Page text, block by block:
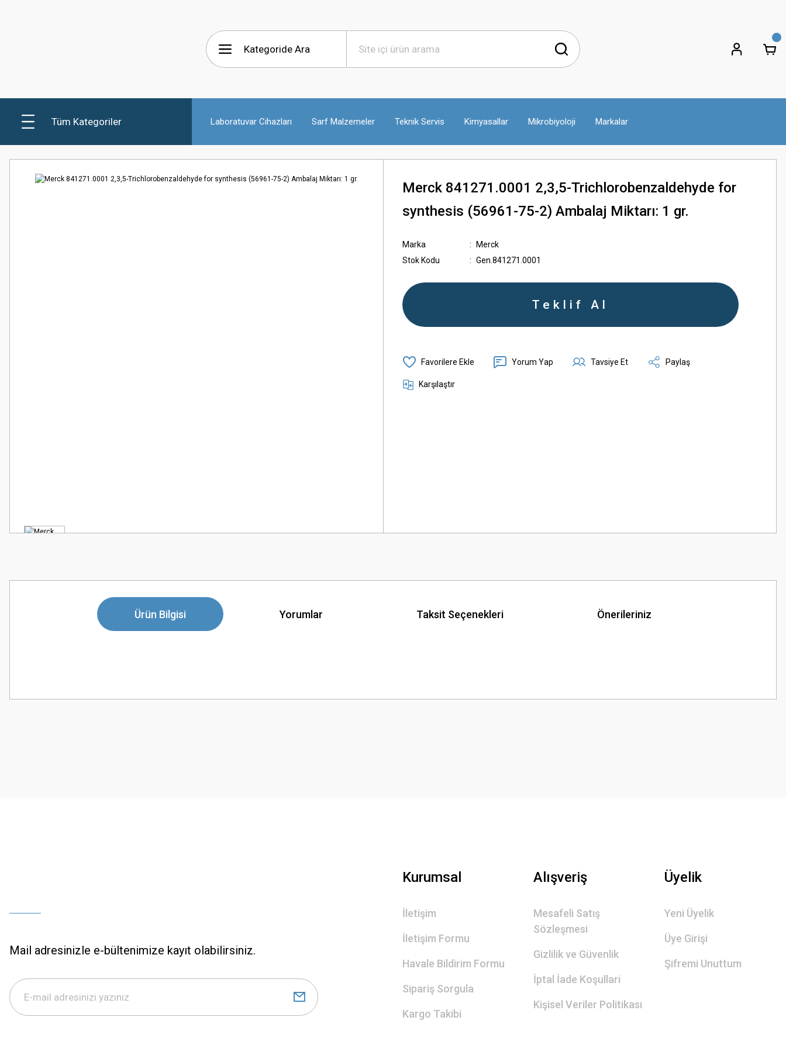
Tüm Kategoriler Laboratuvar Cihazları Sarf Malzemeler Teknik Servis Kimyasallar Mikrobiyoloji Markalar
Merck 841271.0001 2,3,5-Trichlorobenzaldehyde for
synthesis (56961-75-2) Ambalaj Miktarı: 1 gr.
Marka
Merck
Stok Kodu
Gen.841271.0001
Teklif Al
Yorum Yap Tavsiye Et Paylaş
Karşılaştır
Ürün Bilgisi Yorumlar Taksit Seçenekleri Önerileriniz
Görüş ve önerileriniz için teşekkür ederiz.
Mail adresinizle e-bültenimize kayıt olabilirsiniz.
Kurumsal
İletişim
İletişim Formu
Havale Bildirim Formu
Sipariş Sorgula
Kargo Takibi
Alışveriş
Mesafeli Satış
Sözleşmesi
Gizlilik ve Güvenlik
İptal İade Koşullari
Kişisel Veriler Politikası
Üyelik
Yeni Üyelik
Üye Girişi
Şifremi Unuttum